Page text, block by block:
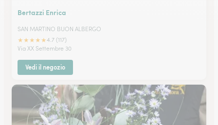
Bertazzi Enrica
SAN MARTINO BUON ALBERGO
★★★★★4.7 (117)
Via XX Settembre 30
Vedi il negozio